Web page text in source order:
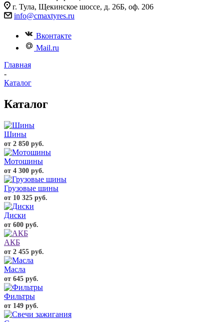
г. Тула, Щекинское шоссе, д. 26Б, оф. 206
info@cmaxtyres.ru
Вконтакте
Mail.ru
Главная
-
Каталог
Каталог
Шины
от 2 850 руб.
Мотошины
от 4 300 руб.
Грузовые шины
от 10 325 руб.
Диски
от 600 руб.
АКБ
от 2 455 руб.
Масла
от 645 руб.
Фильтры
от 149 руб.